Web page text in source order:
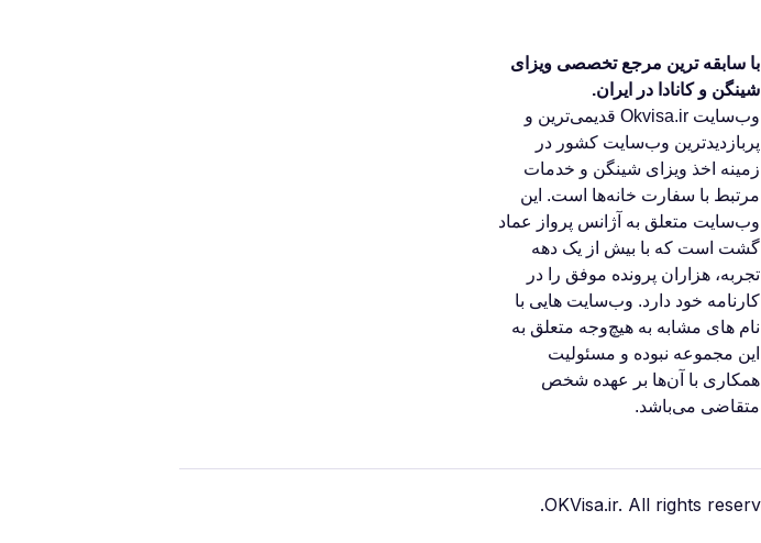
با سابقه ‌ترین مرجع تخصصی ویزای
شینگن و کانادا در ایران.
وب‌سایت Okvisa.ir قدیمی‌ترین و
پربازدیدترین وب‌سایت کشور در
زمینه اخذ ویزای شینگن و خدمات
مرتبط با سفارت‌ خانه‌ها است. این
وب‌سایت متعلق به آژانس پرواز عماد
گشت است که با بیش از یک دهه
تجربه، هزاران پرونده موفق را در
کارنامه خود دارد. وب‌سایت‌ هایی با
نام‌ های مشابه به هیچ‌وجه متعلق به
این مجموعه نبوده و مسئولیت
همکاری با آن‌ها بر عهده شخص
متقاضی می‌باشد.